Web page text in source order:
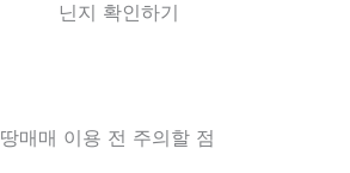
닌지 확인하기
땅매매 이용 전 주의할 점